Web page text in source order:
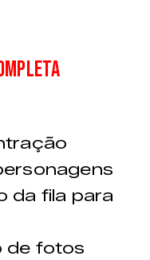
da fila para
de fotos